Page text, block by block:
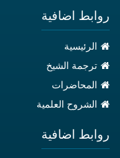
روابط اضافية
الرئيسية
ترجمة الشيخ
المحاضرات
الشروح العلمية
روابط اضافية